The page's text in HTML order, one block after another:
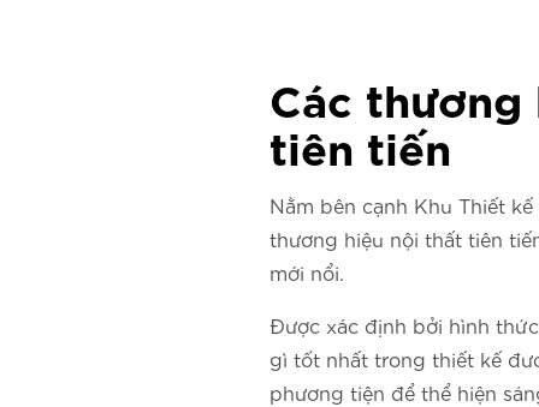
Các
tiên tiến
Nằm bên cạnh Khu Thiết
thương hiệu nội thất tiên
mới nổi.
Được xác định bởi hình
gì tốt nhất trong thiết kế
phương tiện để thể hiện